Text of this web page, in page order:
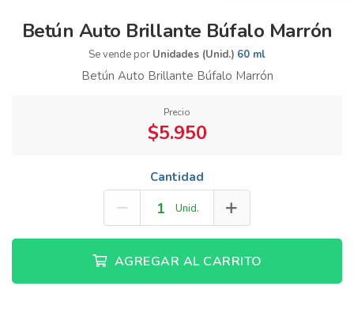
Betún Auto Brillante Búfalo Marrón
Se vende por Unidades (Unid.) 60 ml
Betún Auto Brillante Búfalo Marrón
Precio
$5.950
Cantidad
Unid.
AGREGAR AL CARRITO